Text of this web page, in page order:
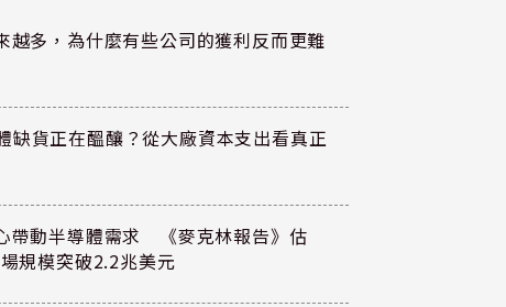
越多，為什麼有些公司的獲利反而更難
缺貨正在醞釀？從大廠資本支出看真正
帶動半導體需求 《麥克林報告》估
規模突破2.2兆美元